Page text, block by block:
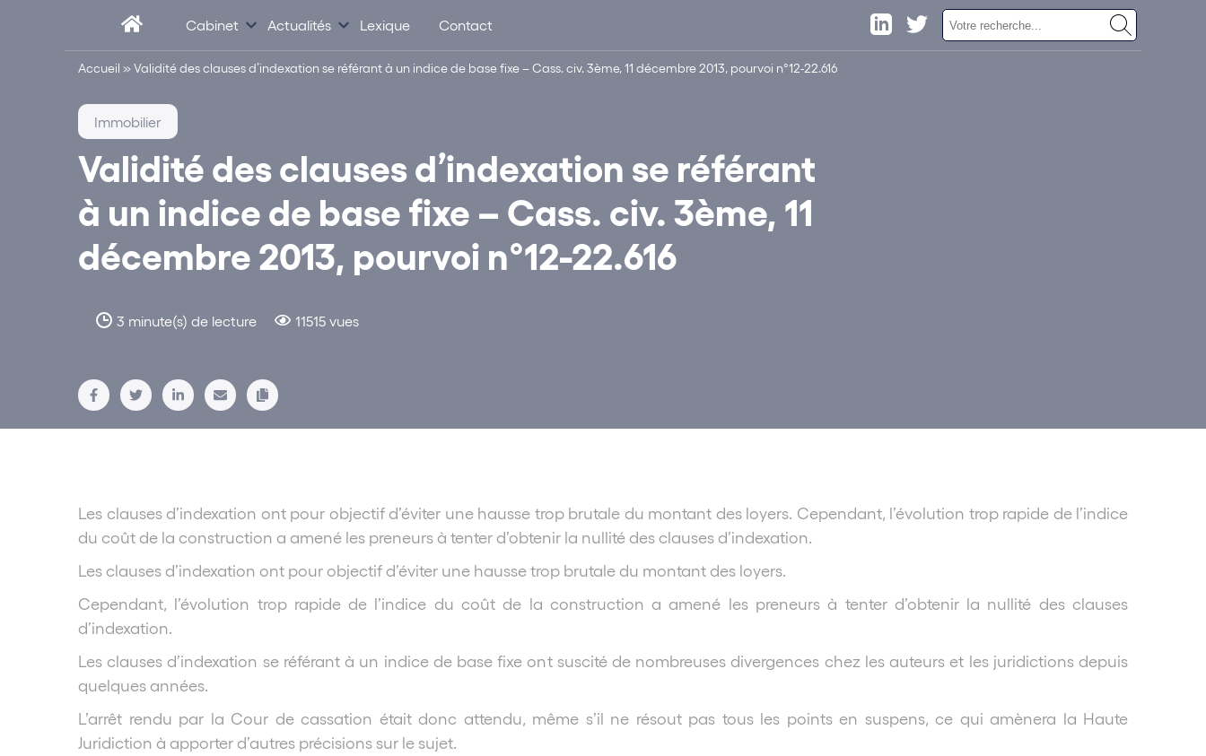
Cabinet Actualités Lexique Contact
Accueil »Validité des clauses d’indexation se référant à un indice de base fixe – Cass. civ. 3ème, 11 décembre 2013, pourvoi n°12-22.616
Validité des clauses d’indexation se référant
à un indice de base fixe – Cass. civ. 3ème, 11
décembre 2013, pourvoi n°12-22.616
3 minute(s) de lecture 11515 vues
Immobilier
Les clauses d’indexation ont pour objectif d’éviter une hausse trop brutale du montant des loyers. Cependant, l’évolution trop rapide de l’indice
du coût de la construction a amené les preneurs à tenter d’obtenir la nullité des clauses d’indexation.
Les clauses d’indexation ont pour objectif d’éviter une hausse trop brutale du montant des loyers.
Cependant, l’évolution trop rapide de l’indice du coût de la construction a amené les preneurs à tenter d’obtenir la nullité des clauses
d’indexation.
Les clauses d’indexation se référant à un indice de base fixe ont suscité de nombreuses divergences chez les auteurs et les juridictions depuis
quelques années.
L’arrêt rendu par la Cour de cassation était donc attendu, même s’il ne résout pas tous les points en suspens, ce qui amènera la Haute
Juridiction à apporter d’autres précisions sur le sujet.